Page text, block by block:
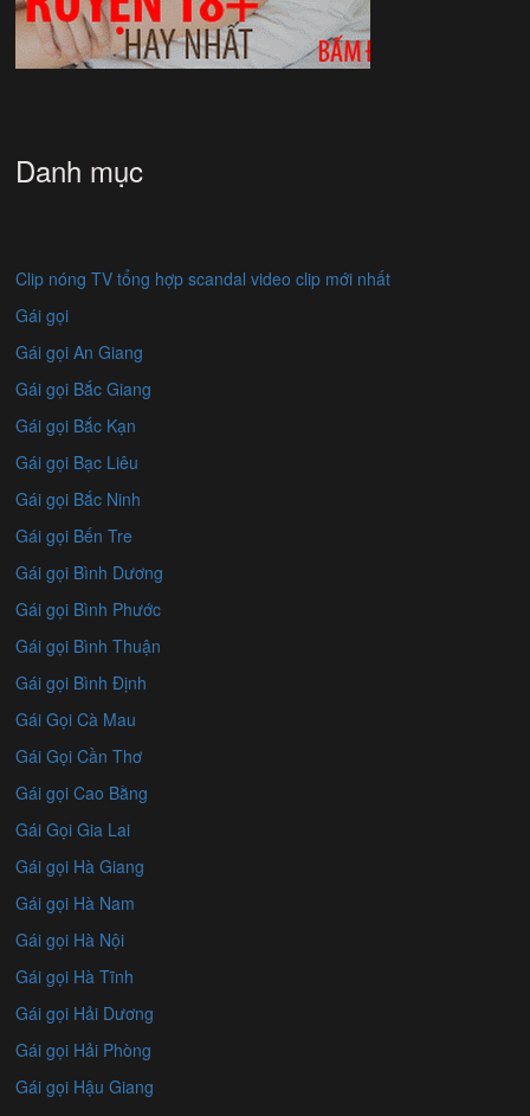
Danh mục
Clip nóng TV tổng hợp scandal video clip mới nhất
Gái gọi
Gái gọi An Giang
Gái gọi Bắc Giang
Gái gọi Bắc Kạn
Gái gọi Bạc Liêu
Gái gọi Bắc Ninh
Gái gọi Bến Tre
Gái gọi Bình Dương
Gái gọi Bình Phước
Gái gọi Bình Thuận
Gái gọi Bình Định
Gái Gọi Cà Mau
Gái Gọi Cần Thơ
Gái gọi Cao Bằng
Gái Gọi Gia Lai
Gái gọi Hà Giang
Gái gọi Hà Nam
Gái gọi Hà Nội
Gái gọi Hà Tĩnh
Gái gọi Hải Dương
Gái gọi Hải Phòng
Gái gọi Hậu Giang